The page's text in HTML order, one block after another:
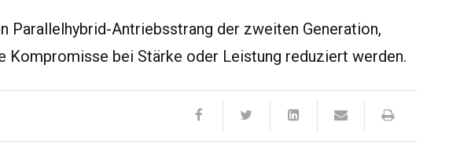
Parallelhybrid-Antriebsstrang der zweiten Generation,
Kompromisse bei Stärke oder Leistung reduziert werden.